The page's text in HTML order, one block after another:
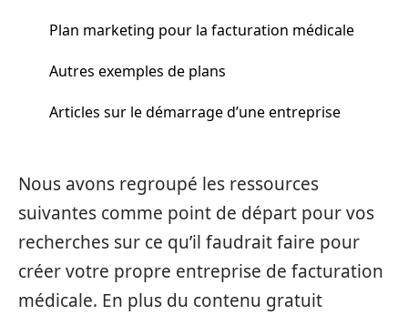
Plan marketing pour la facturation médicale
Autres exemples de plans
Articles sur le démarrage d’une entreprise
Nous avons regroupé les ressources
suivantes comme point de départ pour vos
recherches sur ce qu’il faudrait faire pour
créer votre propre entreprise de facturation
médicale. En plus du contenu gratuit